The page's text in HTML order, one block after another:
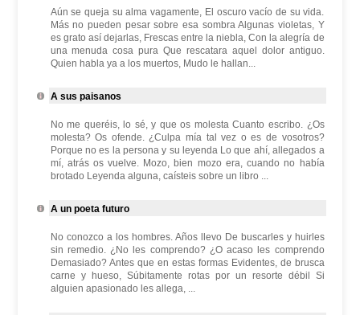
Aún se queja su alma vagamente, El oscuro vacío de su vida.
Más no pueden pesar sobre esa sombra Algunas violetas, Y
es grato así dejarlas, Frescas entre la niebla, Con la alegría de
una menuda cosa pura Que rescatara aquel dolor antiguo.
Quien habla ya a los muertos, Mudo le hallan...
A sus paisanos
No me queréis, lo sé, y que os molesta Cuanto escribo. ¿Os
molesta? Os ofende. ¿Culpa mía tal vez o es de vosotros?
Porque no es la persona y su leyenda Lo que ahí, allegados a
mí, atrás os vuelve. Mozo, bien mozo era, cuando no había
brotado Leyenda alguna, caísteis sobre un libro ...
A un poeta futuro
No conozco a los hombres. Años llevo De buscarles y huirles
sin remedio. ¿No les comprendo? ¿O acaso les comprendo
Demasiado? Antes que en estas formas Evidentes, de brusca
carne y hueso, Súbitamente rotas por un resorte débil Si
alguien apasionado les allega, ...